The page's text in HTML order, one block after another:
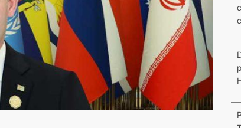
Y DOCUMENTOS
DIPLOMACIA
NEUTRALIDAD PERMANENTE